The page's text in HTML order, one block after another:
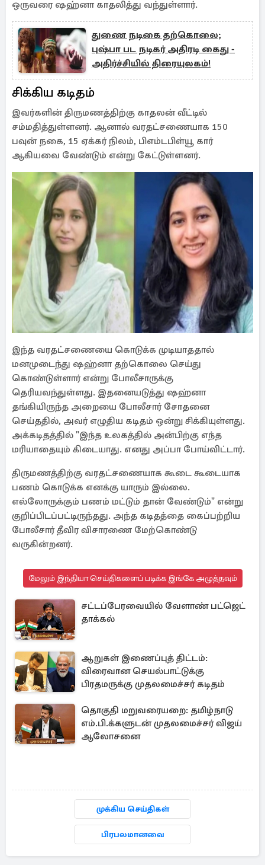
ஒருவரை ஷஹ்னா காதலித்து வந்துள்ளார்.
துணை நடிகை தற்கொலை;
புஷ்பா பட நடிகர் அதிரடி கைது -
அதிர்ச்சியில் திரையுலகம்!
சிக்கிய கடிதம்
இவர்களின் திருமணத்திற்கு காதலன் வீட்டில்
சம்மதித்துள்ளனர். ஆனால் வரதட்சணையாக 150
பவுன் நகை, 15 ஏக்கர் நிலம், பிஎம்டபிள்யூ கார்
ஆகியவை வேண்டும் என்று கேட்டுள்ளனர்.
இந்த வரதட்சணையை கொடுக்க முடியாததால்
மனமுடைந்து ஷஹ்னா தற்கொலை செய்து
கொண்டுள்ளார் என்று போலீசாருக்கு
தெரியவந்துள்ளது. இதனையடுத்து ஷஹ்னா
தங்கியிருந்த அறையை போலீசார் சோதனை
செய்ததில், அவர் எழுதிய கடிதம் ஒன்று சிக்கியுள்ளது.
அக்கடிதத்தில் "இந்த உலகத்தில் அன்பிற்கு எந்த
மரியாதையும் கிடையாது. எனது அப்பா போய்விட்டார்.
திருமணத்திற்கு வரதட்சணையாக கூடை கூடையாக
பணம் கொடுக்க எனக்கு யாரும் இல்லை.
எல்லோருக்கும் பணம் மட்டும் தான் வேண்டும்" என்று
குறிப்பிடப்பட்டிருந்தது. அந்த கடிதத்தை கைப்பற்றிய
போலீசார் தீவிர விசாரணை மேற்கொண்டு
வருகின்றனர்.
மேலும் இந்தியா செய்திகளைப் படிக்க இங்கே அழுத்தவும்
சட்டப்பேரவையில் வேளாண் பட்ஜெட்
தாக்கல்
ஆறுகள் இணைப்புத் திட்டம்:
விரைவான செயல்பாட்டுக்கு
பிரதமருக்கு முதலமைச்சர் கடிதம்
தொகுதி மறுவரையறை: தமிழ்நாடு
எம்.பி.க்களுடன் முதலமைச்சர் விஜய்
ஆலோசனை
முக்கிய செய்திகள்
பிரபலமானவை